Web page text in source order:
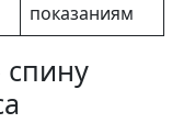
показаниям